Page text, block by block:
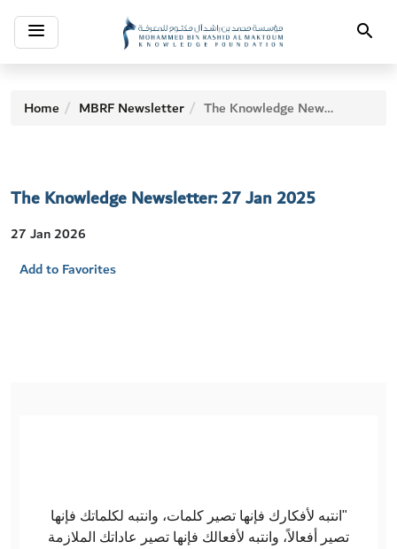
Toggle
navigation Search
Home MBRF Newsletter The Knowledge Newsletter: 27 Jan 2025
The Knowledge Newsletter: 27 Jan 2025
27 Jan 2026
Add to Favorites
"انتبه لأفكارك فإنها تصير كلمات، وانتبه لكلماتك فإنها
تصير أفعالاً، وانتبه لأفعالك فإنها تصير عاداتك الملازمة